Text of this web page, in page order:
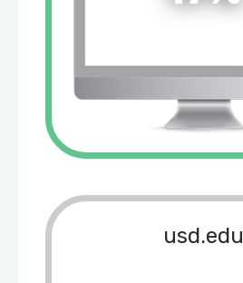
usd.edu